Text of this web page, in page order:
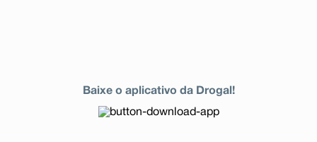
Baixe o aplicativo da Drogal!